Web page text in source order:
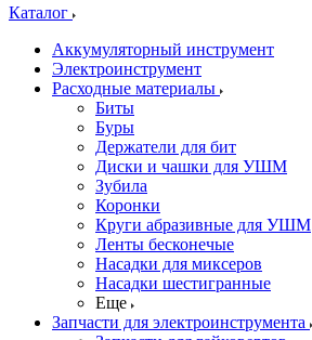
Каталог
Аккумуляторный инструмент
Электроинструмент
Расходные материалы
Биты
Буры
Держатели для бит
Диски и чашки для УШМ
Зубила
Коронки
Круги абразивные для УШМ
Ленты бесконечые
Насадки для миксеров
Насадки шестигранные
Еще
Запчасти для электроинструмента